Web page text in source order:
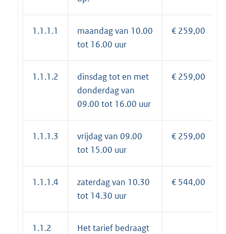
1.1.1.1
maandag van 10.00
tot 16.00 uur
€ 259,00
1.1.1.2
dinsdag tot en met
donderdag van
09.00 tot 16.00 uur
€ 259,00
1.1.1.3
vrijdag van 09.00
tot 15.00 uur
€ 259,00
1.1.1.4
zaterdag van 10.30
tot 14.30 uur
€ 544,00
1.1.2
Het tarief bedraagt